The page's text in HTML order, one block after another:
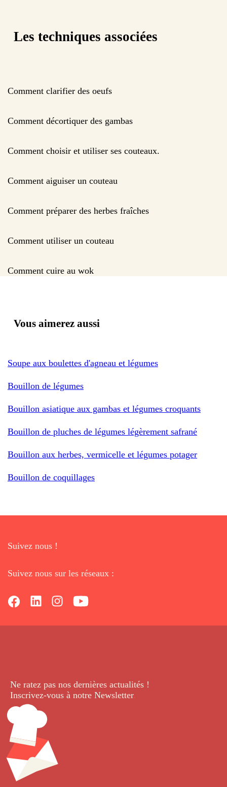
Les techniques associées
Comment clarifier des oeufs
Comment décortiquer des gambas
Comment choisir et utiliser ses couteaux.
Comment aiguiser un couteau
Comment préparer des herbes fraîches
Comment utiliser un couteau
Comment cuire au wok
Vous aimerez aussi
Soupe aux boulettes d'agneau et légumes
Bouillon de légumes
Bouillon asiatique aux gambas et légumes croquants
Bouillon de pluches de légumes légèrement safrané
Bouillon aux herbes, vermicelle et légumes potager
Bouillon de coquillages
Suivez nous !
Suivez nous sur les réseaux :
Ne ratez pas nos dernières actualités !
Inscrivez-vous à notre Newsletter.